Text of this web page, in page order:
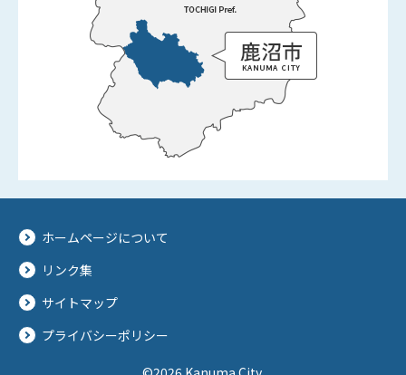
ホームページについて
リンク集
サイトマップ
プライバシーポリシー